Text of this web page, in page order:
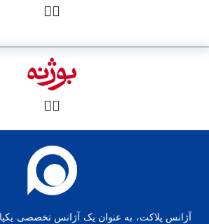
آژانس پلاکت، به عنوان یک آژانس تخصصی